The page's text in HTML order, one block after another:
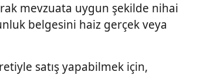
mevzuata uygun şekilde nihai
belgesini haiz gerçek veya
satış yapabilmek için,